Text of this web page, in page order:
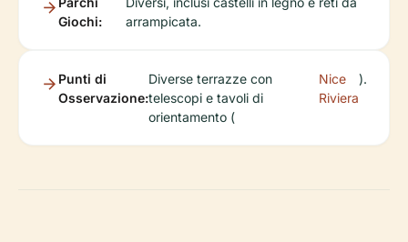
Giochi:
arrampicata.
Punti di
Osservazione:
Diverse terrazze con
telescopi e tavoli di
orientamento (
Nice
Riviera
).